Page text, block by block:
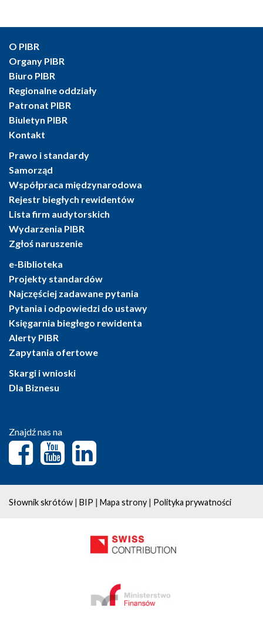
O PIBR
Organy PIBR
Biuro PIBR
Regionalne oddziały
Patronat PIBR
Biuletyn PIBR
Kontakt
Prawo i standardy
Samorząd
Współpraca międzynarodowa
Rejestr biegłych rewidentów
Lista firm audytorskich
Wydarzenia PIBR
Zgłoś naruszenie
e-Biblioteka
Projekty standardów
Najczęściej zadawane pytania
Pytania i odpowiedzi do ustawy
Księgarnia biegłego rewidenta
Alerty PIBR
Zapytania ofertowe
Skargi i wnioski
Dla Biznesu
Znajdź nas na
Słownik skrótów | BIP | Mapa strony | Polityka prywatności